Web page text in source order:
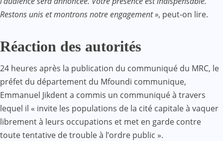
Restons unis et montrons notre engagement », peut-on lire.
Réaction des autorités
24 heures après la publication du communiqué du MRC, le
préfet du département du Mfoundi communique,
Emmanuel Jikdent a commis un communiqué à travers
lequel il « invite les populations de la cité capitale à vaquer
librement à leurs occupations et met en garde contre
toute tentative de trouble à l’ordre public ».